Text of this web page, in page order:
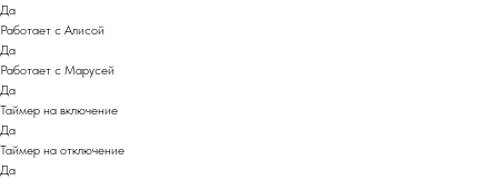
Да
Работает с Алисой
Да
Работает с Марусей
Да
Таймер на включение
Да
Таймер на отключение
Да